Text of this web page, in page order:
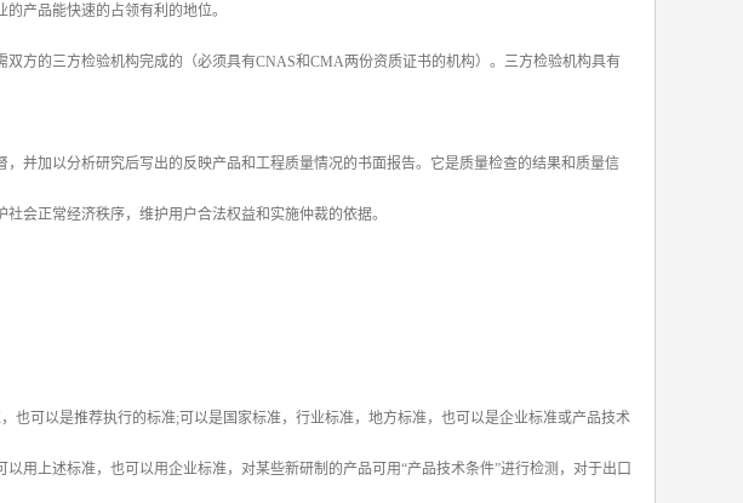
产品能快速的占领有利的地位。
方的三方检验机构完成的（必须具有CNAS和CMA两份资质证书的机构）。三方检验机构具有
并加以分析研究后写出的反映产品和工程质量情况的书面报告。它是质量检查的结果和质量信
会正常经济秩序，维护用户合法权益和实施仲裁的依据。
可以是推荐执行的标准;可以是国家标准，行业标准，地方标准，也可以是企业标准或产品技术
用上述标准，也可以用企业标准，对某些新研制的产品可用“产品技术条件”进行检测，对于出口